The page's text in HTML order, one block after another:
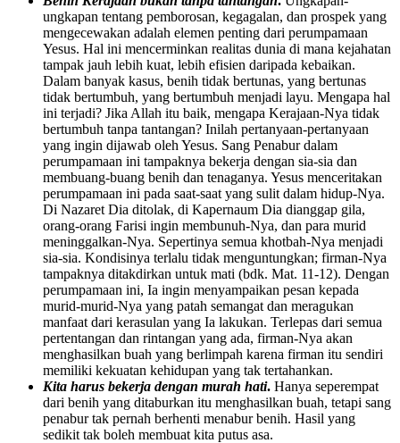
ungkapan tentang pemborosan, kegagalan, dan prospek yang
mengecewakan adalah elemen penting dari perumpamaan
Yesus. Hal ini mencerminkan realitas dunia di mana kejahatan
tampak jauh lebih kuat, lebih efisien daripada kebaikan.
Dalam banyak kasus, benih tidak bertunas, yang bertunas
tidak bertumbuh, yang bertumbuh menjadi layu. Mengapa hal
ini terjadi? Jika Allah itu baik, mengapa Kerajaan-Nya tidak
bertumbuh tanpa tantangan? Inilah pertanyaan-pertanyaan
yang ingin dijawab oleh Yesus. Sang Penabur dalam
perumpamaan ini tampaknya bekerja dengan sia-sia dan
membuang-buang benih dan tenaganya. Yesus menceritakan
perumpamaan ini pada saat-saat yang sulit dalam hidup-Nya.
Di Nazaret Dia ditolak, di Kapernaum Dia dianggap gila,
orang-orang Farisi ingin membunuh-Nya, dan para murid
meninggalkan-Nya. Sepertinya semua khotbah-Nya menjadi
sia-sia. Kondisinya terlalu tidak menguntungkan; firman-Nya
tampaknya ditakdirkan untuk mati (bdk. Mat. 11-12). Dengan
perumpamaan ini, Ia ingin menyampaikan pesan kepada
murid-murid-Nya yang patah semangat dan meragukan
manfaat dari kerasulan yang Ia lakukan. Terlepas dari semua
pertentangan dan rintangan yang ada, firman-Nya akan
menghasilkan buah yang berlimpah karena firman itu sendiri
memiliki kekuatan kehidupan yang tak tertahankan.
Kita harus bekerja dengan murah hati. Hanya seperempat
dari benih yang ditaburkan itu menghasilkan buah, tetapi sang
penabur tak pernah berhenti menabur benih. Hasil yang
sedikit tak boleh membuat kita putus asa.